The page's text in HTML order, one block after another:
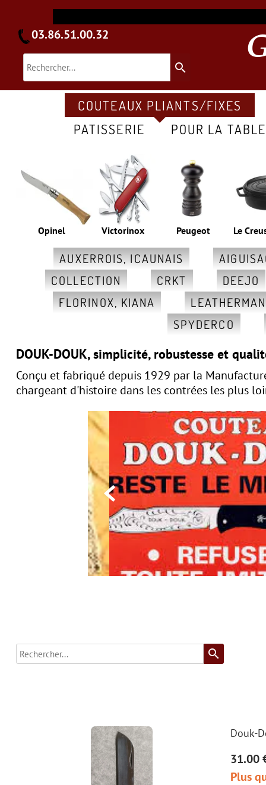
search
AUXERROIS, ICAUNAIS
COLLECTION
CRKT
DEEJO
FLORINOX, KIANA
LEATHERMAN
SPYDERCO
Peugeot Le
Victorinox
Opinel
COUTEAUX PLIANTS/FIXES
PATISSERIE
POUR LA TABLE
03.86.51.00.32
DOUK-DOUK,simplicité, robustesse et
Conçu et fabriqué depuis 1929 par la
chargeant d'histoire dans les contrées les plus

search
Douk-
31.00
Plus